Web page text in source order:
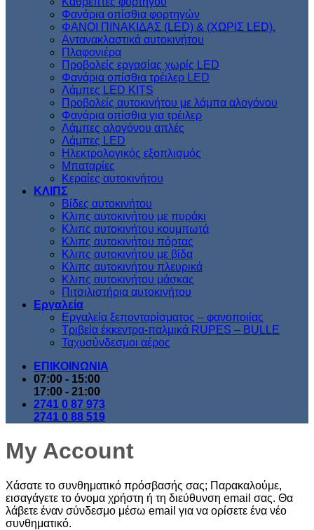
Φανάρια οπίσθια φορτηγών
ΦΑΝΟΙ ΠΙΝΑΚΙΔΑΣ (LED) & (XΩΡΙΣ LED).
Aντανακλαστικά αυτοκινήτου
Πλαφονιέρα
Προβολείς εργασίας χωρίς LED
Φανάρια οπίσθια τρέιλερ LED
Λάμπες LED KITS
Προβολείς αυτοκινήτου με λάμπα αλογόνου
Φανάρια οπίσθια για τρέιλερ
Λάμπες αλογόνου απλές
Λάμπες LED
Ηλεκτρολογικός εξοπλισμός
Μπαταρίες
Κεραίες αυτοκινήτου
ΚΛΙΠΣ
Βίδες αυτοκινήτου
Kλιπς αυτοκινήτου με πυράκι
Kλιπς αυτοκινήτου κουμπωτά
Κλιπς αυτοκινήτου πόρτας
Κλιπς αυτοκινήτου με βίδα
Kλιπς αυτοκινήτου πλευρικά
Kλιπς αυτοκινήτου μάσκας
Πιτσιλιστήρια αυτοκινήτου
Εργαλεία
Εργαλεία ξεπονταρίσματος – φανοποιίας
Τριβεία έκκεντρα-παλμικά RUPES – BULLE
Ταχυσύνδεσμοι αέρος
ΕΠΙΚΟΙΝΩΝΙΑ
07:00 - 15:00
17:00 - 21:00
2741 0 87 973
2741 0 88 519
My Account
Χάσατε το συνθηματικό πρόσβασής σας; Παρακαλούμε,
εισαγάγετε το όνομα χρήστη ή τη διεύθυνση email σας. Θα
λάβετε έναν σύνδεσμο μέσω email για να ορίσετε ένα νέο
συνθηματικό.